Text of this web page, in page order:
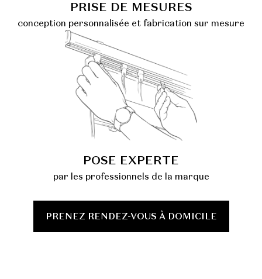
PRISE DE MESURES
conception personnalisée et fabrication sur mesure
POSE EXPERTE
par les professionnels de la marque
PRENEZ RENDEZ-VOUS À DOMICILE